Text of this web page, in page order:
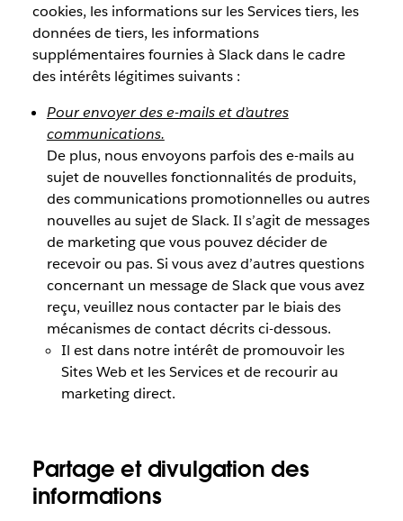
cookies, les informations sur les Services tiers, les
données de tiers, les informations
supplémentaires fournies à Slack dans le cadre
des intérêts légitimes suivants :
Pour envoyer des e-mails et d’autres
communications.
De plus, nous envoyons parfois des e-mails au
sujet de nouvelles fonctionnalités de produits,
des communications promotionnelles ou autres
nouvelles au sujet de Slack. Il s’agit de messages
de marketing que vous pouvez décider de
recevoir ou pas. Si vous avez d’autres questions
concernant un message de Slack que vous avez
reçu, veuillez nous contacter par le biais des
mécanismes de contact décrits ci-dessous.
Il est dans notre intérêt de promouvoir les
Sites Web et les Services et de recourir au
marketing direct.
Partage et divulgation des
informations